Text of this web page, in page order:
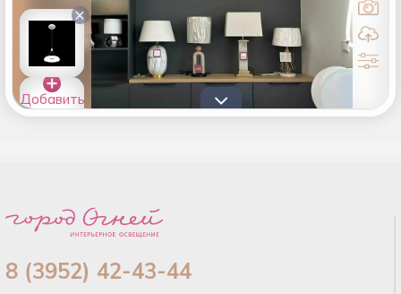
×
Добавить
товары в
8 (3952) 42-43-44